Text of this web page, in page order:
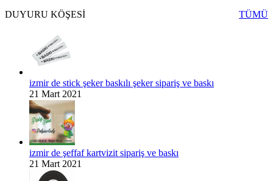
DUYURU KÖŞESİ
TÜMÜ
izmir de stick şeker baskılı şeker sipariş ve baskı
21 Mart 2021
izmir de şeffaf kartvizit sipariş ve baskı
21 Mart 2021